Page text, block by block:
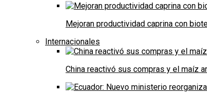
Mejoran productividad caprina con
Internacionales
China reactivó sus compras y el maíz